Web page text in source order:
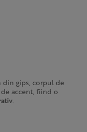
din gips, corpul de
accent, fiind o